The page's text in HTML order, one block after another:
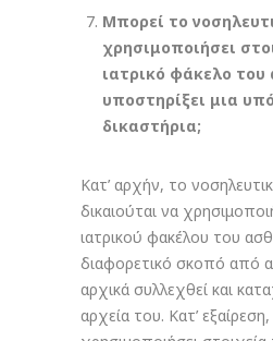
Μπορεί το
χρησιμοποιήσει
ιατρικό φάκελο του
υποστηρίξει μια
δικαστήρια;
Κατ’ αρχήν, το
δικαιούται να
ιατρικού φακέλου του
διαφορετικό σκοπό από
αρχικά συλλεχθεί και
αρχεία του. Κατ’